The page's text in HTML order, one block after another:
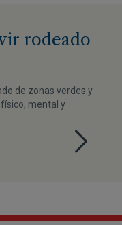
rodeado
de zonas verdes y
mental y